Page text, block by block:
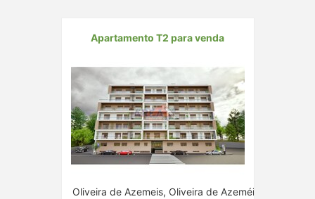
Apartamento T2 para venda
Oliveira de Azemeis, Oliveira de Azeméis, Aveiro